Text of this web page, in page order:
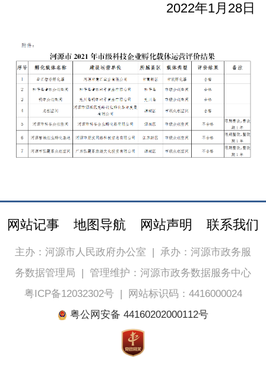
2022年1月28日
网站记事 地图导航 网站声明 联系我们
主办：河源市人民政府办公室 | 承办：河源市政务服
务数据管理局 | 管理维护：河源市政务数据服务中心
粤ICP备12032302号|
网站标识码：4416000024
粤公网安备 44160202000112号